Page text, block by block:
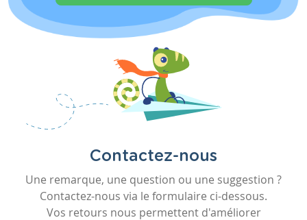
Contactez-nous
Une remarque, une question ou une suggestion ?
Contactez-nous via le formulaire ci-dessous.
Vos retours nous permettent d'améliorer